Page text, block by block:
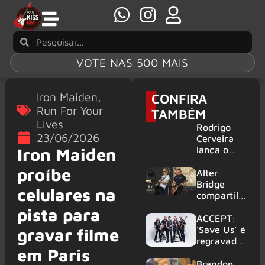
VOTE NAS 500 MAIS
Iron Maiden,
Run For Your
Lives
23/06/2026
Iron Maiden
proíbe
celulares na
pista para
gravar filme
em Paris
CONFIRA
TAMBÉM
Rodrigo
Cerveira
lança o
Searcher”
Alter
Bridge
compartilh
vivo de
“Fortress”
gravada
am Ring
ACCEPT:
‘Save Us’ é
regravada